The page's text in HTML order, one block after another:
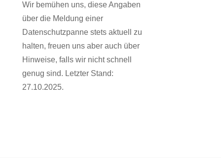
Wir bemühen uns, diese Angaben
über die Meldung einer
Datenschutzpanne stets aktuell zu
halten, freuen uns aber auch über
Hinweise, falls wir nicht schnell
genug sind. Letzter Stand:
27.10.2025.